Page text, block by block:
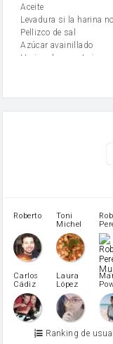
aceite
Levadura si la harina
Pellizco de sal
Azúcar avainillado
Harina de reposteria
mantequilla
Opcional: Azúcar
patatas
pimiento rojo
Pimentón
pimiento verde
miel
vino blanco
Azúcar glass
Azúcar moreno
Zumo de limón
Roberto
Toni
Michel
Caubet
Carlos
Cádiz
Laura
López
Martínez
Ranking de